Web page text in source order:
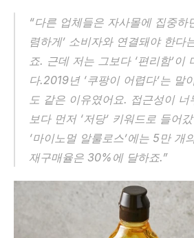
“다른 업체들은 자사몰에 집중하
렴하게’ 소비자와 연결돼야 한다
죠. 근데 저는 그보다 ‘편리함’이
다.2019년 ‘쿠팡이 어렵다’는 말
도 같은 이유였어요. 접근성이 너
보다 먼저 ‘저당’ 키워드로 들어
‘마이노멀 알룰로스’에는 5만 개
재구매율은 30%에 달하죠.”